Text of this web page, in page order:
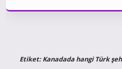
Etiket:Kanadada hangi Türk